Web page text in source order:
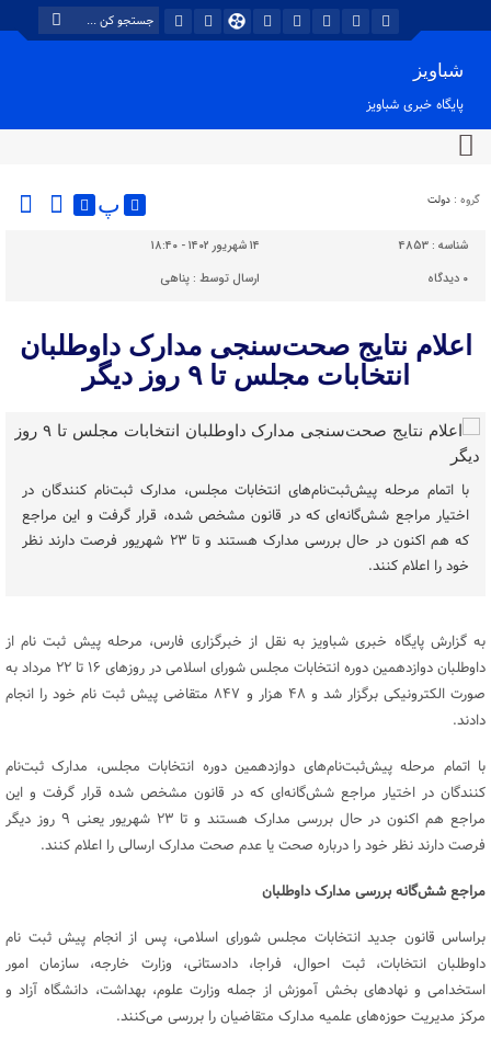
شباویز
پایگاه خبری شباویز
گروه : دولت پ
شناسه : 4853
۱۴ شهریور ۱۴۰۲ - ۱۸:۴۰
۰ دیدگاه ارسال توسط :پناهی
اعلام نتایج صحت‌سنجی مدارک داوطلبان
انتخابات مجلس تا ۹ روز دیگر
با اتمام مرحله پیش‌ثبت‌نام‌های انتخابات مجلس، مدارک ثبت‌نام کنندگان در
اختیار مراجع شش‌گانه‌ای که در قانون مشخص شده، قرار گرفت و این مراجع
که هم اکنون در حال بررسی مدارک هستند و تا ۲۳ شهریور فرصت دارند نظر
خود را اعلام کنند.
به گزارش پایگاه خبری شباویز به نقل از خبرگزاری فارس، مرحله پیش ثبت نام از
داوطلبان دوازدهمین دوره انتخابات مجلس شورای اسلامی در روز‌های ۱۶ تا ۲۲ مرداد به
صورت الکترونیکی برگزار شد و ۴۸ هزار و ۸۴۷ متقاضی پیش ثبت نام خود را انجام
دادند.
با اتمام مرحله پیش‌ثبت‌نام‌های دوازدهمین دوره انتخابات مجلس، مدارک ثبت‌نام
کنندگان در اختیار مراجع شش‌گانه‌ای که در قانون مشخص شده قرار گرفت و این
مراجع هم اکنون در حال بررسی مدارک هستند و تا ۲۳ شهریور یعنی ۹ روز دیگر
فرصت دارند نظر خود را درباره صحت یا عدم صحت مدارک ارسالی را اعلام کنند.
مراجع شش‌گانه بررسی مدارک داوطلبان
براساس قانون جدید انتخابات مجلس شورای اسلامی، پس از انجام پیش ثبت نام
داوطلبان انتخابات، ثبت احوال، فراجا، دادستانی، وزارت خارجه، سازمان امور
استخدامی و نهاد‌های بخش آموزش از جمله وزارت علوم، بهداشت، دانشگاه آزاد و
مرکز مدیریت حوزه‌های علمیه مدارک متقاضیان را بررسی می‌کنند.